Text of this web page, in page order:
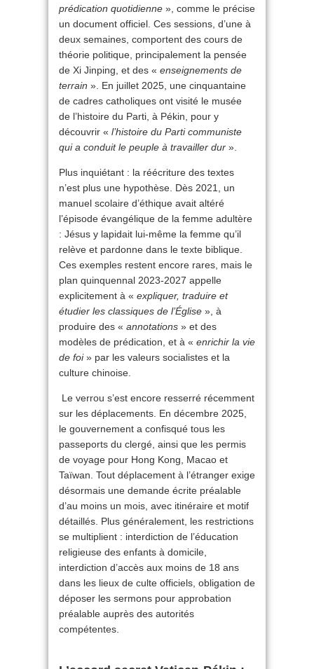
prédication quotidienne », comme le précise
un document officiel. Ces sessions, d’une à
deux semaines, comportent des cours de
théorie politique, principalement la pensée
de Xi Jinping, et des « enseignements de
terrain ». En juillet 2025, une cinquantaine
de cadres catholiques ont visité le musée
de l’histoire du Parti, à Pékin, pour y
découvrir « l’histoire du Parti communiste
qui a conduit le peuple à travailler dur ».
Plus inquiétant : la réécriture des textes
n’est plus une hypothèse. Dès 2021, un
manuel scolaire d’éthique avait altéré
l’épisode évangélique de la femme adultère
: Jésus y lapidait lui-même la femme qu’il
relève et pardonne dans le texte biblique.
Ces exemples restent encore rares, mais le
plan quinquennal 2023-2027 appelle
explicitement à « expliquer, traduire et
étudier les classiques de l’Église », à
produire des « annotations » et des
modèles de prédication, et à « enrichir la vie
de foi» par les valeurs socialistes et la
culture chinoise.
Le verrou s’est encore resserré récemment
sur les déplacements. En décembre 2025,
le gouvernement a confisqué tous les
passeports du clergé, ainsi que les permis
de voyage pour Hong Kong, Macao et
Taïwan. Tout déplacement à l’étranger exige
désormais une demande écrite préalable
d’au moins un mois, avec itinéraire et motif
détaillés. Plus généralement, les restrictions
se multiplient : interdiction de l’éducation
religieuse des enfants à domicile,
interdiction d’accès aux moins de 18 ans
dans les lieux de culte officiels, obligation de
déposer les sermons pour approbation
préalable auprès des autorités
compétentes.